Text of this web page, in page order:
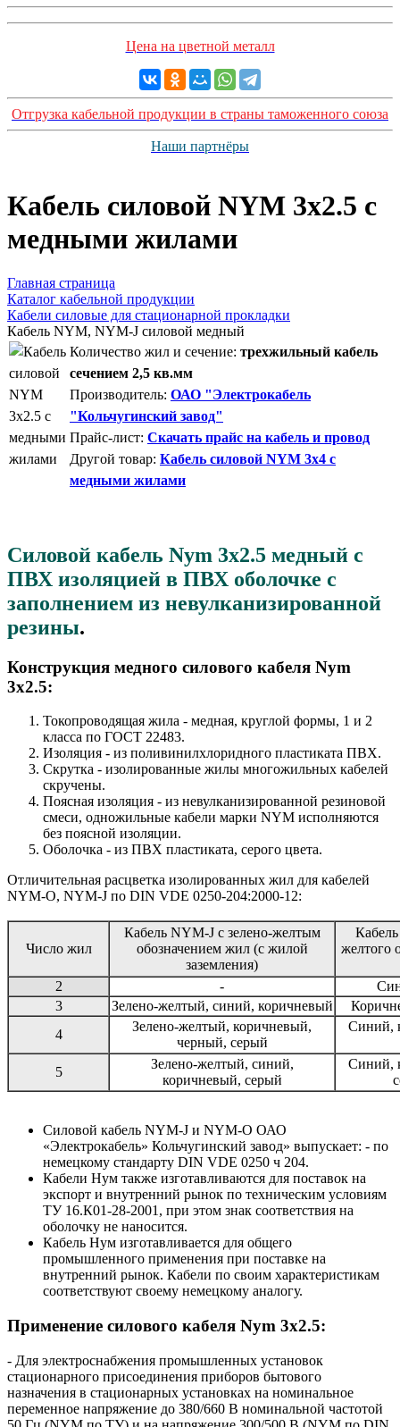
Цена на цветной металл
Отгрузка кабельной продукции в страны таможенного союза
Наши партнёры
Кабель силовой NYM 3x2.5 с
медными жилами
Главная страница
Каталог кабельной продукции
Кабели силовые для стационарной прокладки
Кабель NYM, NYM-J силовой медный
Количество жил и сечение: трехжильный кабель
сечением 2,5 кв.мм
Производитель: ОАО "Электрокабель
"Кольчугинский завод"
Прайс-лист: Скачать прайс на кабель и провод
Другой товар: Кабель силовой NYM 3x4 с
медными жилами
Силовой кабель Nym 3x2.5 медный с
ПВХ изоляцией в ПВХ оболочке с
заполнением из невулканизированной
резины.
Конструкция медного силового кабеля Nym
3x2.5:
Токопроводящая жила - медная, круглой формы, 1 и 2
класса по ГОСТ 22483.
Изоляция - из поливинилхлоридного пластиката ПВХ.
Скрутка - изолированные жилы многожильных кабелей
скручены.
Поясная изоляция - из невулканизированной резиновой
смеси, одножильные кабели марки NYM исполняются
без поясной изоляции.
Оболочка - из ПВХ пластиката, серого цвета.
Отличительная расцветка изолированных жил для кабелей
NYM-O, NYM-J по DIN VDE 0250-204:2000-12:
Число жил
Кабель NYM-J с зелено-желтым
обозначением жил (с жилой
заземления)
желтого
2 -
3
Зелено-желтый, синий, коричневый
4
Зелено-желтый, коричневый,
черный, серый
Синий,
5
Зелено-желтый, синий,
коричневый, серый
Синий,
Силовой кабель NYM-J и NYM-O ОАО
«Электрокабель» Кольчугинский завод» выпускает: - по
немецкому стандарту DIN VDE 0250 ч 204.
Кабели Нум также изготавливаются для поставок на
экспорт и внутренний рынок по техническим условиям
ТУ 16.К01-28-2001, при этом знак соответствия на
оболочку не наносится.
Кабель Нум изготавливается для общего
промышленного применения при поставке на
внутренний рынок. Кабели по своим характеристикам
соответствуют своему немецкому аналогу.
Применение силового кабеля Nym 3x2.5:
- Для электроснабжения промышленных установок
стационарного присоединения приборов бытового
назначения в стационарных установках на номинальное
переменное напряжение до 380/660 В номинальной частотой